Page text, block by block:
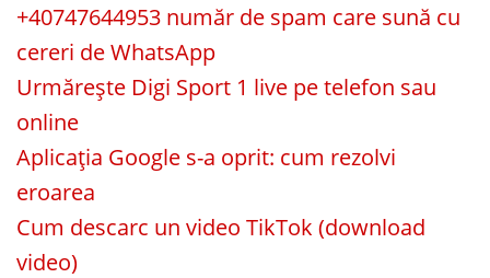
+40747644953 număr de spam care sună cu
cereri de WhatsApp
Urmărește Digi Sport 1 live pe telefon sau
online
Aplicația Google s-a oprit: cum rezolvi
eroarea
Cum descarc un video TikTok (download
video)